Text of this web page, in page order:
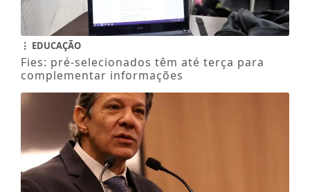
EDUCAÇÃO
Fies: pré-selecionados têm até terça para
complementar informações